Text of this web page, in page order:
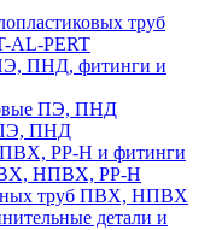
труб
AL-PERT
ПНД, фитинги и
ПЭ, ПНД
ПЭ, ПНД
PP-H и фитинги
НПВХ, PP-H
труб ПВХ, НПВХ
детали и